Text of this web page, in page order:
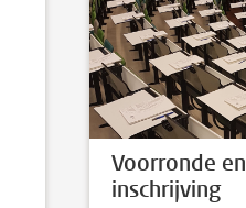
Voorronde en
inschrijving